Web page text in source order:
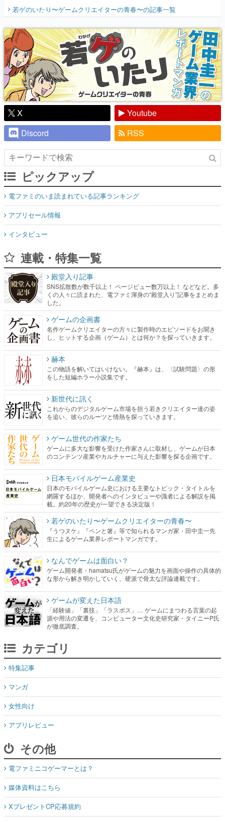
『少年ジャンプ』色だった【若ゲのいた
り】
若ゲのいたり〜ゲームクリエイターの青春〜の記事一覧
X
Youtube
Discord
RSS
ピックアップ
電ファミのいま読まれている記事ランキング
アプリセール情報
インタビュー
連載・特集一覧
殿堂入り記事
SNS拡散数が数千以上！ ページビュー数万以上！ などなど。多
くの人々に読まれた、電ファミ渾身の“殿堂入り”記事をまとめま
した。
ゲームの企画書
名作ゲームクリエイターの方々に製作時のエピソードをお聞き
し、ヒットする企画（ゲーム）とは何か？を探っていきます。
赫本
この物語を解いてはいけない。『赫本』は、〈試験問題〉の形
をした短編ホラー小説集です。
新世代に訊く
これからのデジタルゲーム市場を担う若きクリエイター達の姿
を追い、彼らのルーツと情熱を探っていきます。
ゲーム世代の作家たち
ゲームに多大な影響を受けた作家さんに取材し、ゲームが日本
のコンテンツ産業やカルチャーに与えた影響を探る企画です。
日本モバイルゲーム産業史
日本のモバイルゲーム史における主要なトピック・タイトルを
網羅するほか、開発者へのインタビューや識者による解説を掲
載。約20年の歴史が一望できる決定版！
若ゲのいたり〜ゲームクリエイターの青春〜
『うつヌケ』『ペンと箸』等で知られるマンガ家・田中圭一先
生によるゲーム業界レポートマンガです。
なんでゲームは面白い？
ゲーム開発者・hamatsu氏がゲームの魅力を画面や操作の具体的
な形から解き明かしていく、硬派で骨太な評論連載です。
ゲームが変えた日本語
「経験値」「裏技」「ラスボス」… ゲームにまつわる言葉の起
源や用法の変遷を、コンピューター文化史研究家・タイニーP氏
が徹底調査。
カテゴリ
特集記事
マンガ
女性向け
アプリレビュー
その他
電ファミニコゲーマーとは？
媒体資料はこちら
XプレゼントCP応募規約